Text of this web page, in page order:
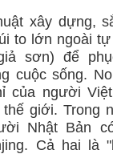
xây dựng,
to lớn ngoài
sơn) để
cuộc sống.
của người
giới. Trong
Nhật Bản
Cả hai là